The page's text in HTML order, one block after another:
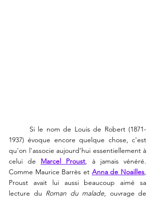
1937) évoque encore quelque chose, c'est
qu'on l'associe aujourd’hui essentiellement à
celui de Marcel Proust, à jamais vénéré.
Comme Maurice Barrès et Anna de Noailles,
Proust avait lui aussi beaucoup aimé sa
lecture du Roman du malade, ouvrage de